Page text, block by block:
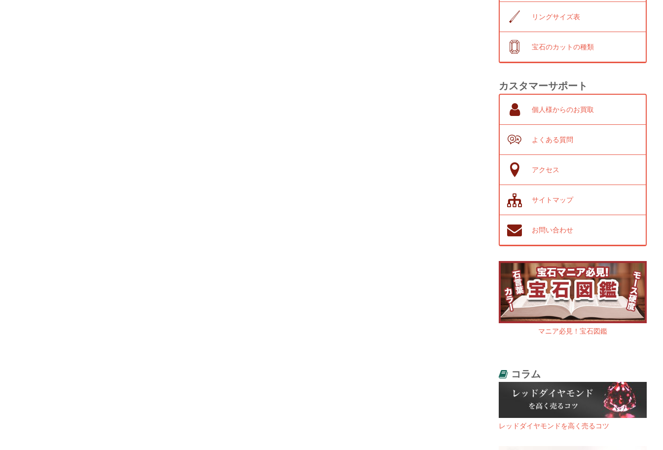
リングサイズ表
宝石のカットの種類
カスタマーサポート
個人様からのお買取
よくある質問
アクセス
サイトマップ
お問い合わせ
マニア必見！宝石図鑑
コラム
レッドダイヤモンドを高く売るコツ